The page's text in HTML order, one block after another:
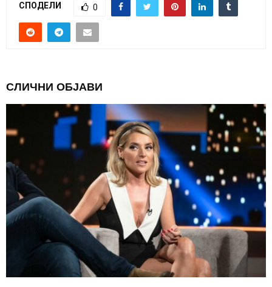
СПОДЕЛИ 0
СЛИЧНИ ОБЈАВИ